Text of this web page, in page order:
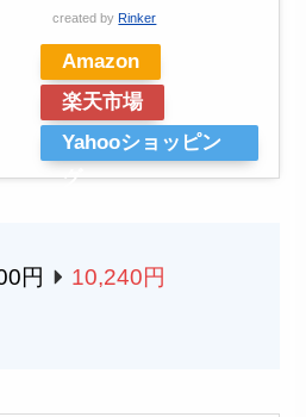
created by Rinker
Amazon
楽天市場
Yahooショッピン
グ
円
10,240円